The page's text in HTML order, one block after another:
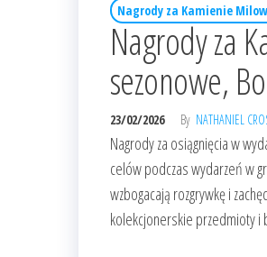
Nagrody za Kamienie
Nagrody za
sezonowe,
23/02/2026 By NATHANIEL
Nagrody za osiągnięcia w
celów podczas wydarzeń w
wzbogacają rozgrywkę i
kolekcjonerskie przedmioty i